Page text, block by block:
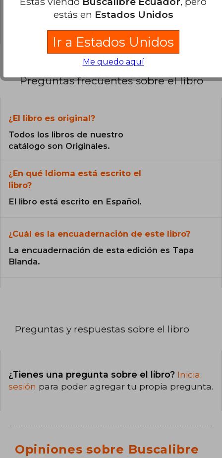
0% (0)
Preguntas frecuentes sobre el libro
¿El libro es original?
Todos los libros de nuestro
catálogo son Originales.
¿En qué Idioma está escrito el
libro?
El libro está escrito en Español.
¿Cuál es la encuadernación de este libro?
La encuadernación de esta edición es Tapa
Blanda.
Preguntas y respuestas sobre el libro
¿Tienes una pregunta sobre el libro? Inicia
sesión para poder agregar tu propia pregunta.
Opiniones sobre Buscalibre
estás en Estados Unidos
Ir a Estados Unidos
Me quedo aquí